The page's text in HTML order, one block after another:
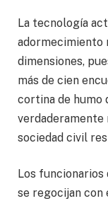
La tecnología
adormecimiento
dimensiones,
más de cien
cortina de humo
verdaderamente
sociedad civil
Los
se regocijan con